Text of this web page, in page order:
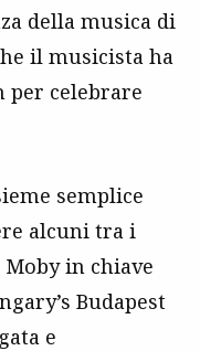
della musica di
il musicista ha
per celebrare
semplice
alcuni tra i
in chiave
Budapest
e